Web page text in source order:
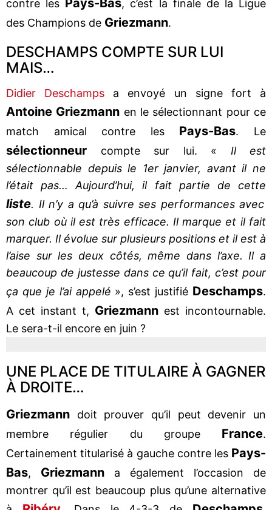
contre les
, c’est la finale de la Ligue
des Champions de Griezmann.
DESCHAMPS COMPTE SUR LUI
MAIS…
Didier Deschamps a envoyé un signe fort à
Antoine Griezmann en le sélectionnant pour ce
match amical contre les Pays-Bas. Le
sélectionneur compte sur lui. « Il est
sélectionnable depuis le 1erjanvier, avant il ne
l’était pas… Aujourd’hui, il fait partie de cette
liste. Il n’y a qu’à suivre ses performances avec
son club où il est très efficace. Il marque et il fait
marquer. Il évolue sur plusieurs positions et il est à
l’aise sur les deux côtés, même dans l’axe. Il a
beaucoup de justesse dans ce qu’il fait, c’est pour
ça que je l’ai appelé », s’est justifié Deschamps.
A cet instant t, Griezmann est incontournable.
Le sera-t-il encore en juin ?
UNE PLACE DE TITULAIRE À GAGNER
À DROITE…
Griezmann
doit prouver qu’il peut devenir un
membre régulier du groupeFrance.
Certainement titularisé à gauche contre les Pays-
Bas, Griezmann a également l’occasion de
montrer qu’il est beaucoup plus qu’une alternative